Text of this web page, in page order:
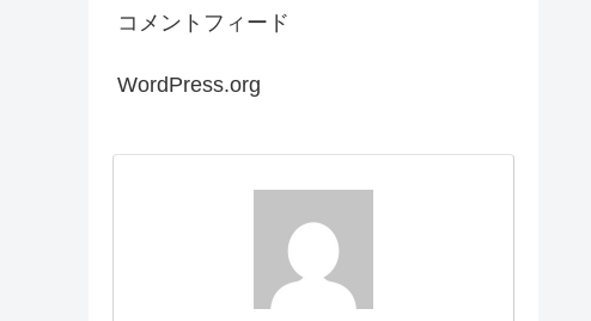
コメントフィード
WordPress.org